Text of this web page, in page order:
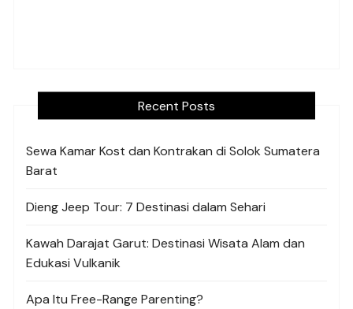
Recent Posts
Sewa Kamar Kost dan Kontrakan di Solok Sumatera
Barat
Dieng Jeep Tour: 7 Destinasi dalam Sehari
Kawah Darajat Garut: Destinasi Wisata Alam dan
Edukasi Vulkanik
Apa Itu Free-Range Parenting?